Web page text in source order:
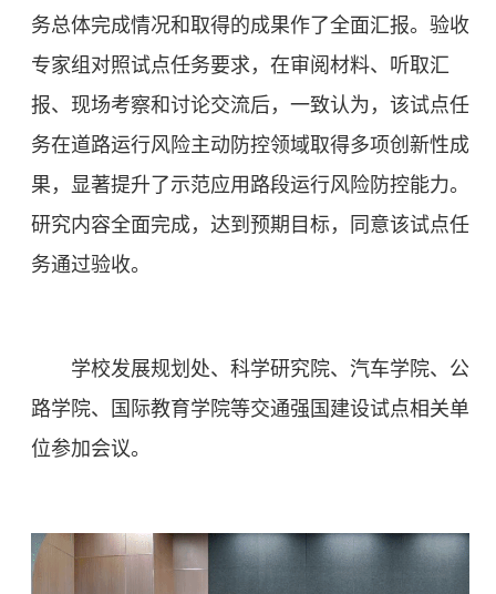
务总体完成情况和取得的成果作了全面汇报。验收
专家组对照试点任务要求，在审阅材料、听取汇
报、现场考察和讨论交流后，一致认为，该试点任
务在道路运行风险主动防控领域取得多项创新性成
果，显著提升了示范应用路段运行风险防控能力。
研究内容全面完成，达到预期目标，同意该试点任
务通过验收。
学校发展规划处、科学研究院、汽车学院、公
路学院、国际教育学院等交通强国建设试点相关单
位参加会议。